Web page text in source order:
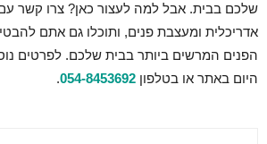
שלכם בבית. אבל למה לעצור כאן? צרו קשר
אדריכלית ומעצבת פנים, ותוכלו גם אתם
הפנים המרשים ביותר בבית שלכם. לפרטים
היום באתר או בטלפון 054-8453692
.